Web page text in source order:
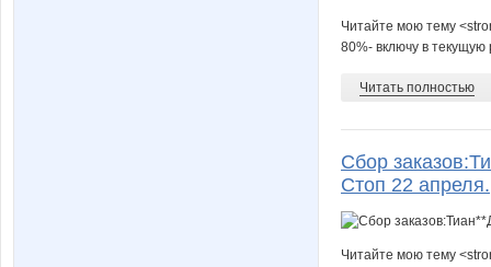
Читайте мою тему
80%- включу в текущую
Читать полностью
Сбор
Стоп 22 апреля.
Читайте мою тему